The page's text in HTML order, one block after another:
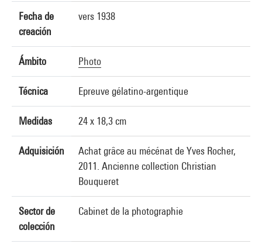
Fecha de
creación
vers 1938
Ámbito Photo
Técnica Epreuve gélatino-argentique
Medidas 24 x 18,3 cm
Adquisición
Achat grâce au mécénat de Yves Rocher,
2011. Ancienne collection Christian
Bouqueret
Sector de
colección
Cabinet de la photographie